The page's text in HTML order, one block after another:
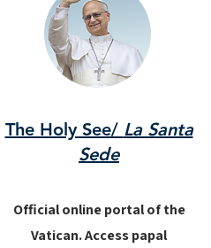
The Holy See/ La Santa
Sede
Official online portal of the
Vatican. Access papal